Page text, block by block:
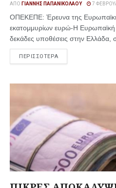
ΑΠΌ ΓΙΆΝΝΗΣ ΠΑΠΑΝΙΚΟΛΆΟΥ 7
ΟΠΕΚΕΠΕ: Έρευνα της
εκατομμυρίων ευρώ-Η Ευρωπαϊκή
δεκάδες υποθέσεις στην Ελλάδα,
ΠΕΡΙΣΣΟΤΕΡΑ